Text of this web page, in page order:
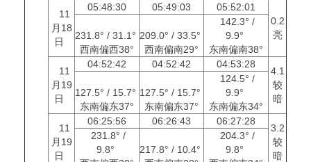
11
月18
日
05:48:30 05:49:03
05:52:01
0.2
亮
231.8° / 31.1°
西南偏西38°
209.0° / 33.5°
西南偏南29°
142.3° /
9.9°
东南偏南38°
11
月19
日
04:52:42 04:52:42 04:53:28
4.1
较
暗
127.5° / 15.7°
东南偏东37°
127.5° / 15.7°
东南偏东37°
124.5° /
9.9°
东南偏东34°
11
月19
日
06:25:56 06:26:43 06:27:28
3.2
较
暗
231.8° /
9.8°
217.8° / 10.4°
204.3° /
9.8°